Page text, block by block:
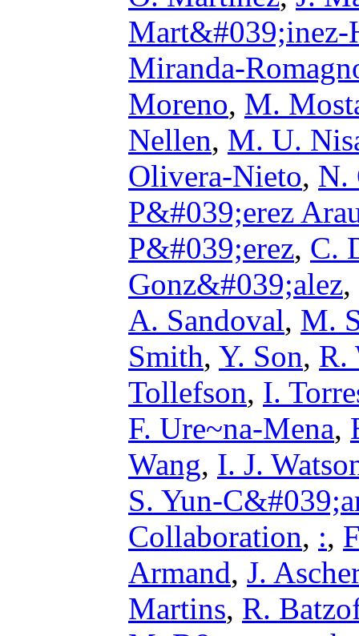
Mart&#039;inez-
Miranda-
Moreno, M.
Nellen, M. U.
Olivera-Nieto, N.
P&#039;erez
P&#039;erez, C.
Gonz&#039;alez,
A. Sandoval, M.
Smith, Y. Son, R.
Tollefson, I.
F. Ure~na-Mena,
Wang, I. J.
S. Yun-
Collaboration, :,
Armand, J.
Martins, R.